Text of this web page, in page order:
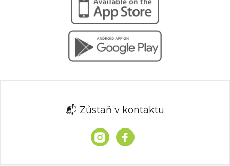
📬 Zůstaň v kontaktu